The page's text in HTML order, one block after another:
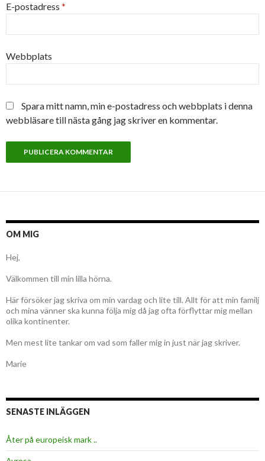
E-postadress *
Webbplats
Spara mitt namn, min e-postadress och webbplats i denna
webbläsare till nästa gång jag skriver en kommentar.
OM MIG
Hej,
Välkommen till min lilla hörna.
Här försöker jag skriva om min vardag och lite till. Allt för att min familj
och mina vänner ska kunna följa mig då jag ofta förflyttar mig mellan
olika kontinenter.
Men mest lite tankar om vad som faller mig in just när jag skriver.
Marie
SENASTE INLÄGGEN
Åter på europeisk mark ..